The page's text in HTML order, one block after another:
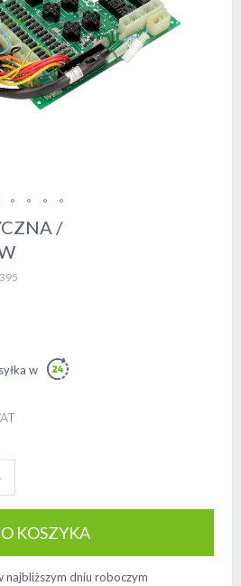
/
w
KOSZYKA
najbliższym dniu roboczym